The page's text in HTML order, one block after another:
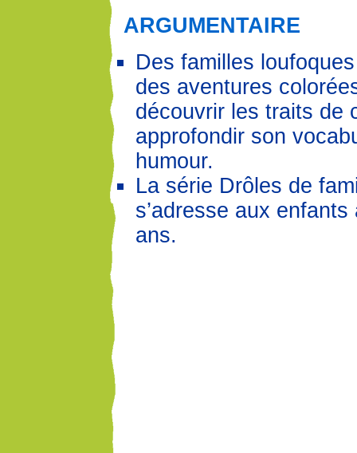
ARGUMENTAIRE
Des familles
des aventures
découvrir les traits de
approfondir son
humour.
La série Drôles de
s’adresse aux
ans.